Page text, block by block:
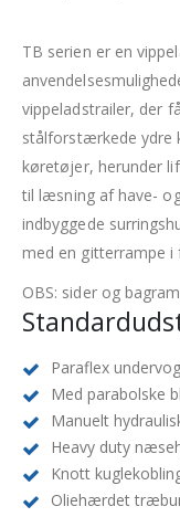
TB serien er en
vippeladstrailer, der
stålforstærkede ydre
køretøjer, herunder
til læsning af have-
indbyggede
med en gitterrampe i
OBS: sider og
Paraflex
Med parabolske
Manuelt
Heavy duty
Knott
Oliehærdet